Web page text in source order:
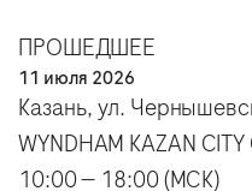
ПРОШЕДШЕЕ
11 июля 2026
Казань, ул.
WYNDHAM KAZAN
10:00 — 18:00 (МСК)